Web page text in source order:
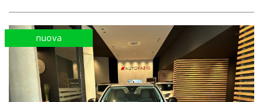
nuova
Leggi
la
cookie
policy
Salva